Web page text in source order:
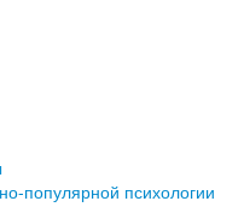
популярной психологии